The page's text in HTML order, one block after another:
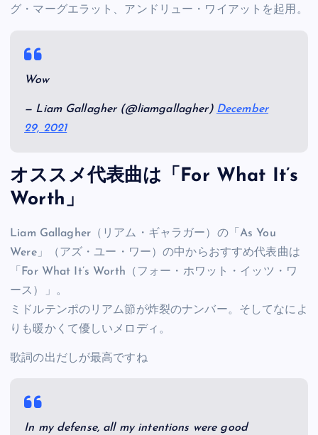
グ・マーグエラット、アンドリュー・ワイアットを起用。
Wow
— Liam Gallagher (@liamgallagher) December
29, 2021
オススメ代表曲は「For What It’s
Worth」
Liam Gallagher（リアム・ギャラガー）の「As You
Were」（アズ・ユー・ワー）の中からおすすめ代表曲は
「For What It’s Worth（フォー・ホワット・イッツ・ワ
ース）」。
ミドルテンポのリアム節が炸裂のナンバー。そしてなによ
りも暖かくて優しいメロディ。
歌詞の出だしが最高ですね
In my defense, all my intentions were good